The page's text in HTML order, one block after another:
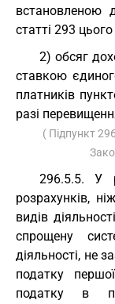
встановленою
статті 293
2) обсяг
ставкою
платників
разі
( Підпункт
296.5.5. У
розрахунків,
видів
спрощену
діяльності, не
податку
податку в